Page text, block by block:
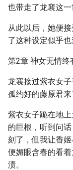
也带走了龙襄这一
从此以后，她便
了这种设定似乎
第2章 神女无情终
龙襄接过紫衣女
孤约好的藤原君来
紫衣女子跪在地
的巨根，听到问
刻了，但我让香
便媚眼含春的看
渍。